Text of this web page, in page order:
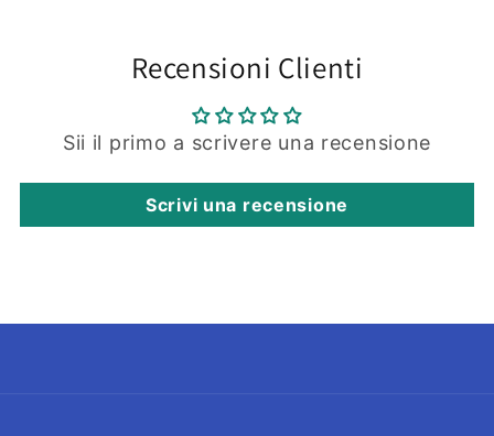
Recensioni Clienti
Sii il primo a scrivere una recensione
Scrivi una recensione